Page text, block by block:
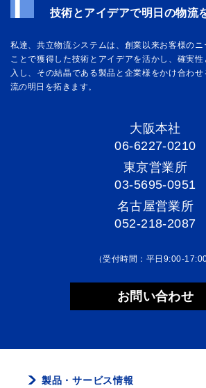
技術とアイデアで明日の物流
私達、共立物流システムは、創業以来お客様の
ことで獲得した技術とアイデアを活かし、確実
入し、その結晶である製品と企業様をかけ合わ
流の明日を拓きます。
大阪本社
06-6227-0210
東京営業所
03-5695-0951
名古屋営業所
052-218-2087
（受付時間：平日9:00-17:00
お問い合わせ
製品・サービス情報